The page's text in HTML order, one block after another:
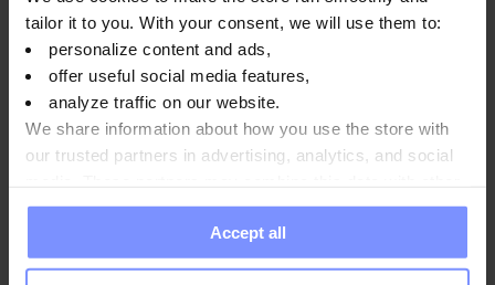
tailor it to you. With your consent, we will use them to:
personalize content and ads,
offer useful social media features,
analyze traffic on our website.
We share information about how you use the store with
our trusted partners in advertising, analytics, and social
information you have provided to them or that they have
collected when you use their services. Do you agree?
Accept all
OstroVit Butyrate de calcium 120 gélules
Ajouter au panier